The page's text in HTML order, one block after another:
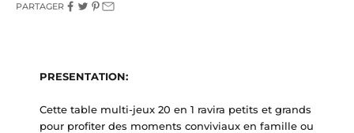
PARTAGER
PRESENTATION:
Cette table multi-jeux 20 en 1 ravira petits et grands
pour profiter des moments conviviaux en famille ou